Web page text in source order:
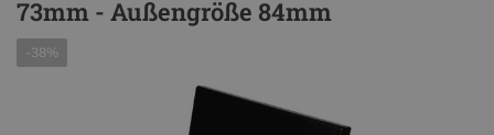
73mm - Außengröße 84mm
-38%